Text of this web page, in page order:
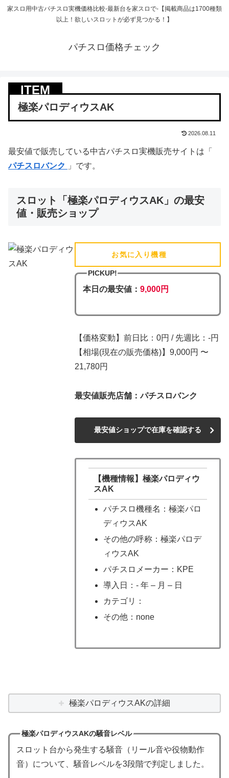
家スロ用中古パチスロ実機価格比較-最新台を家スロで-【掲載商品は1700種類
以上！欲しいスロットが必ず見つかる！】
パチスロ価格チェック
極楽パロディウスAK
2026.08.11
最安値で販売している中古パチスロ実機販売サイトは「
パチスロバンク
」です。
スロット「極楽パロディウスAK」の最安
値・販売ショップ
お気に入り機種
PICKUP!
本日の最安値： 9,000円
【価格変動】前日比：0円 / 先週比：-円
【相場(現在の販売価格)】9,000円 〜
21,780円
最安値販売店舗：パチスロバンク
最安値ショップで在庫を確認する
【機種情報】極楽パロディウ
スAK
パチスロ機種名：極楽パロ
ディウスAK
その他の呼称：極楽パロデ
ィウスAK
パチスロメーカー：KPE
導入日：- 年 – 月 – 日
カテゴリ：
その他：none
極楽パロディウスAKの詳細
極楽パロディウスAKの騒音レベル
スロット台から発生する騒音（リール音や役物動作
音）について、騒音レベルを3段階で判定しました。